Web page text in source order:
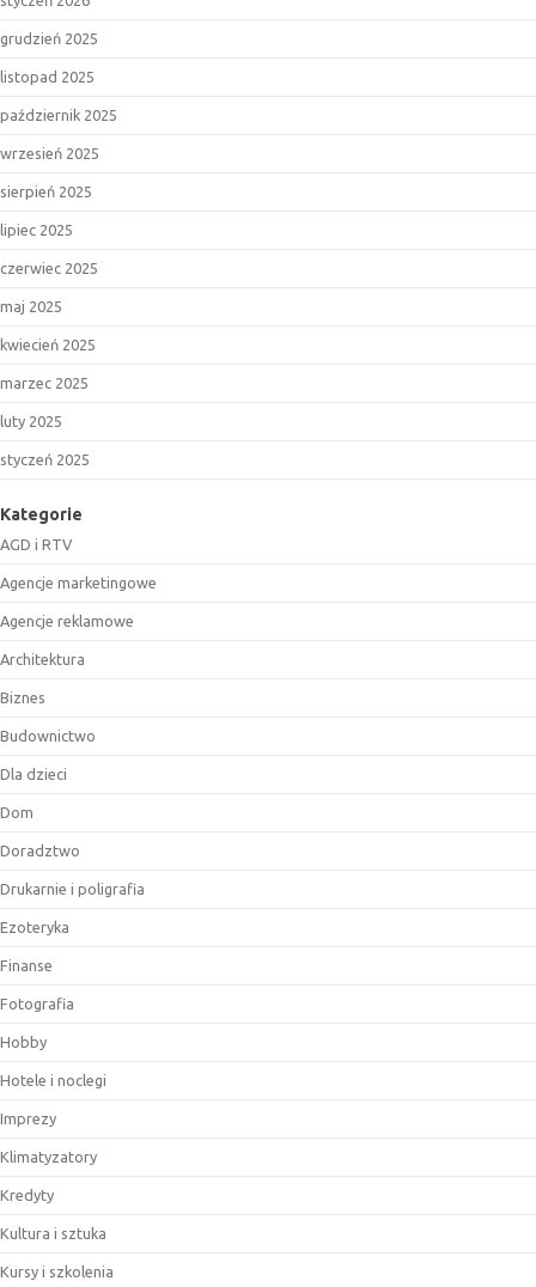
grudzień 2025
listopad 2025
październik 2025
wrzesień 2025
sierpień 2025
lipiec 2025
czerwiec 2025
maj 2025
kwiecień 2025
marzec 2025
luty 2025
styczeń 2025
Kategorie
AGD i RTV
Agencje marketingowe
Agencje reklamowe
Architektura
Biznes
Budownictwo
Dla dzieci
Dom
Doradztwo
Drukarnie i poligrafia
Ezoteryka
Finanse
Fotografia
Hobby
Hotele i noclegi
Imprezy
Klimatyzatory
Kredyty
Kultura i sztuka
Kursy i szkolenia